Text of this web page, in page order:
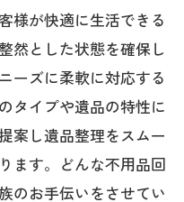
様が快適に生活できる
然とした状態を確保し
ーズに柔軟に対応する
タイプや遺品の特性に
案し遺品整理をスムー
ます。どんな不用品回
のお手伝いをさせてい